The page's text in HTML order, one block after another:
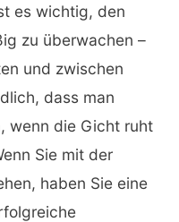
es wichtig, den
zu überwachen –
und zwischen
dass man
wenn die Gicht ruht
Sie mit der
haben Sie eine